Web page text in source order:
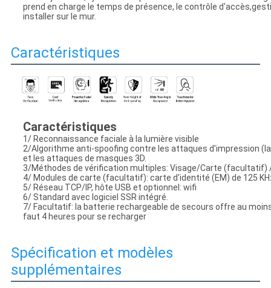
prend en charge le temps de présence, le contrôle
installer sur le mur.
Caractéristiques
Caractéristiques
1/ Reconnaissance faciale à la lumière visible
2/Algorithme anti-spoofing contre les attaques d'impression
et les attaques de masques 3D.
3/Méthodes de vérification multiples: Visage/Carte (facultatif)
4/ Modules de carte (facultatif): carte d'identité (EM) de 125
5/ Réseau TCP/IP, hôte USB et optionnel: wifi
6/ Standard avec logiciel SSR intégré.
7/ Facultatif: la batterie rechargeable de secours offre au
faut 4 heures pour se recharger
Spécification et modèles
supplémentaires